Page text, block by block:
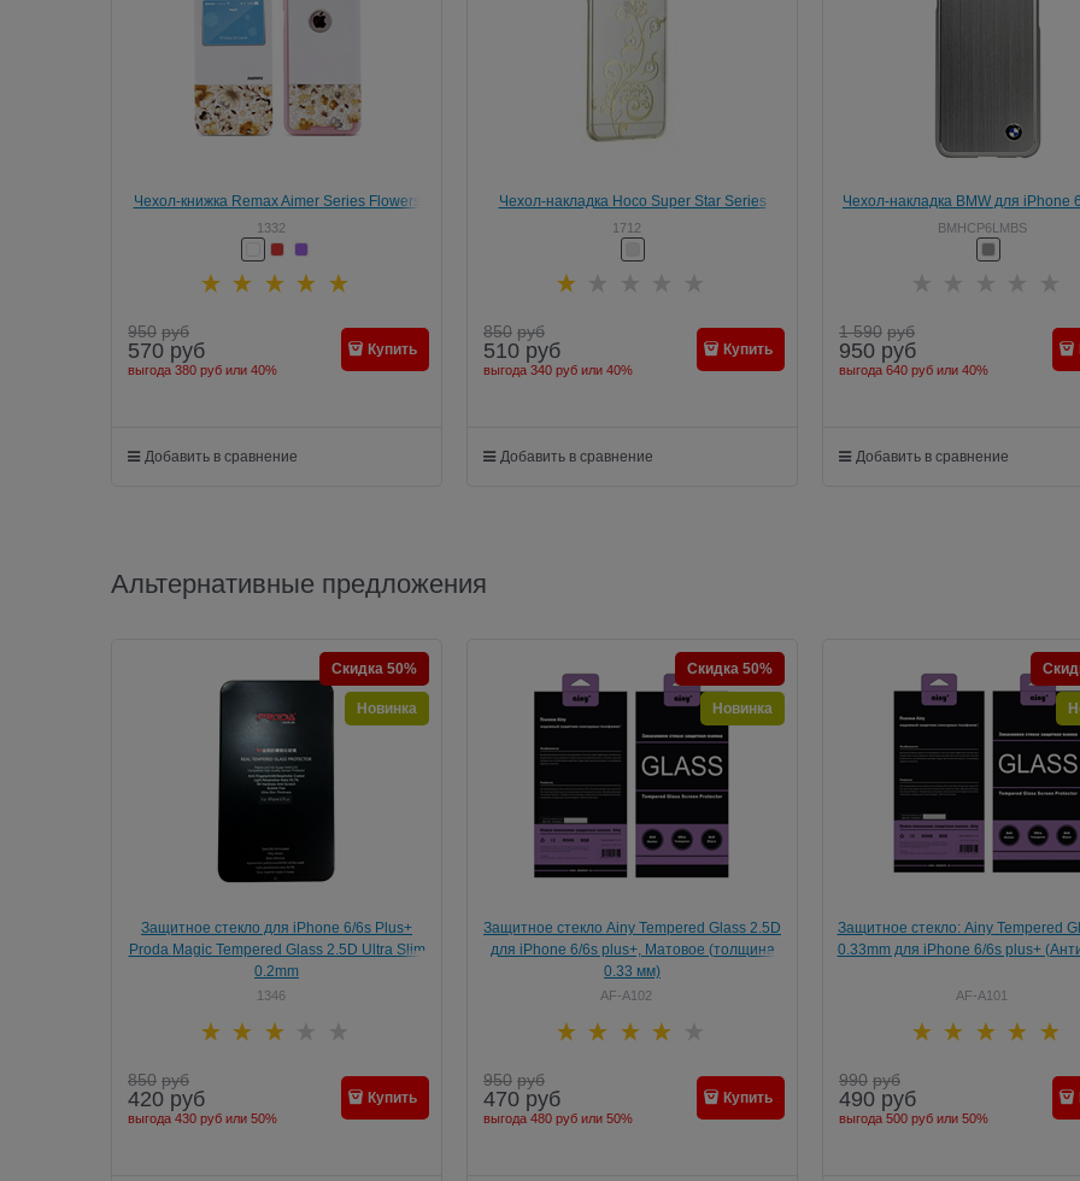
Чехол-книжка Remax Aimer Series Flowers
Design для iPhone 6/6s Plus+
1332
950 руб
570 руб
выгода 380 руб или 40%
Купить
Добавить в сравнение
Чехол-накладка Hoco Super Star Series
Shinning Diamond Soaring для Apple iPhone
6/6S Plus
1712
850 руб
510 руб
выгода 340 руб или 40%
Купить
Добавить в сравнение
Чехол-накладка BMW для iPhone
Signature Hard Brushed
Серый)
BMHCP6LMBS
1 590 руб
950 руб
выгода 640 руб или 40%
Добавить в сравнение
Альтернативные предложения
Защитное стекло для iPhone 6/6s Plus+
Proda Magic Tempered Glass 2.5D Ultra Slim
0.2mm
1346
Скидка 50%
Новинка
850 руб
420 руб
выгода 430 руб или 50%
Купить
Защитное стекло Ainy Tempered Glass 2.5D
для iPhone 6/6s plus+, Матовое (толщина
0.33 мм)
AF-A102
Скидка 50%
Новинка
950 руб
470 руб
выгода 480 руб или 50%
Купить
Защитное стекло: Ainy Tempered
0.33mm для iPhone 6/6s plus+
AF-A101
990 руб
490 руб
выгода 500 руб или 50%